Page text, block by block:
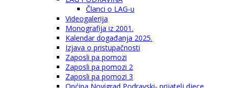
Članci o LAG-u
Videogalerija
Monografija iz 2001.
Kalendar događanja 2025.
Izjava o pristupačnosti
Zaposli pa pomozi
Zaposli pa pomozi 2
Zaposli pa pomozi 3